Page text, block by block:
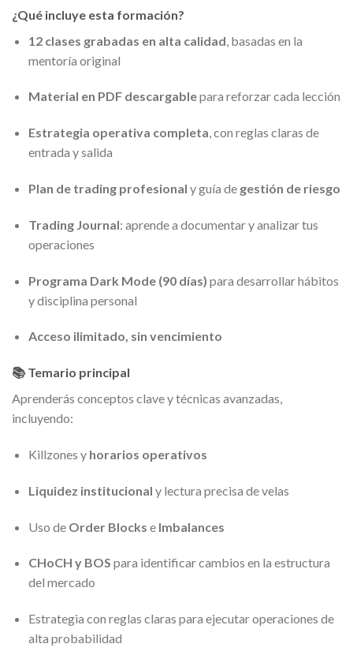
¿Qué incluye esta formación?
12 clases grabadas en alta calidad , basadas en la
mentoría original
Material en PDF descargablepara reforzar cada lección
Estrategia operativa completa, con reglas claras de
entrada y salida
Plan de trading profesional y guía de gestión de riesgo
Trading Journal: aprende a documentar y analizar tus
operaciones
Programa Dark Mode (90 días) para desarrollar hábitos
y disciplina personal
Acceso ilimitado, sin vencimiento
📚 Temario principal
Aprenderás conceptos clave y técnicas avanzadas,
incluyendo:
Killzones y horarios operativos
Liquidez institucional y lectura precisa de velas
Uso de Order Blocks e Imbalances
CHoCH y BOS para identificar cambios en la estructura
del mercado
Estrategia con reglas claras para ejecutar operaciones de
alta probabilidad